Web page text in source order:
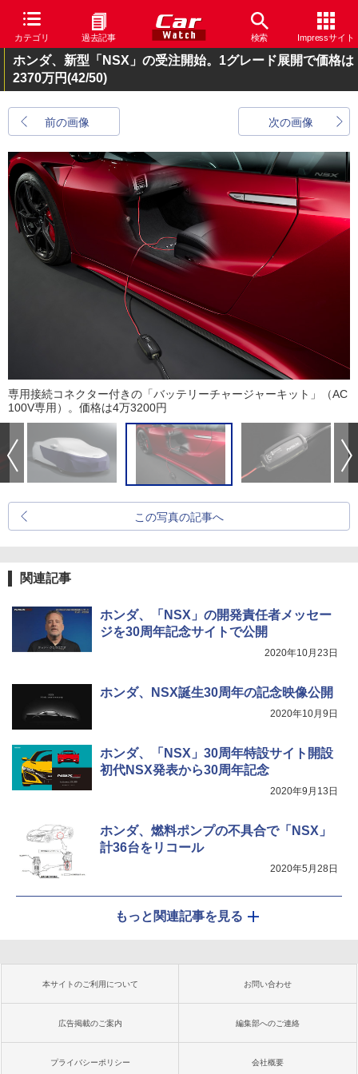
カテゴリ 過去記事 検索 Impressサイト
ホンダ、新型「NSX」の受注開始。1グレード展開で価格は
2370万円(42/50)
前の画像 次の画像
専用接続コネクター付きの「バッテリーチャージャーキット」（AC
100V専用）。価格は4万3200円
この写真の記事へ
関連記事
ホンダ、「NSX」の開発責任者メッセー
ジを30周年記念サイトで公開
2020年10月23日
ホンダ、NSX誕生30周年の記念映像公開
2020年10月9日
ホンダ、「NSX」30周年特設サイト開設
初代NSX発表から30周年記念
2020年9月13日
ホンダ、燃料ポンプの不具合で「NSX」
計36台をリコール
2020年5月28日
もっと関連記事を見る
本サイトのご利用について お問い合わせ
広告掲載のご案内 編集部へのご連絡
プライバシーポリシー 会社概要